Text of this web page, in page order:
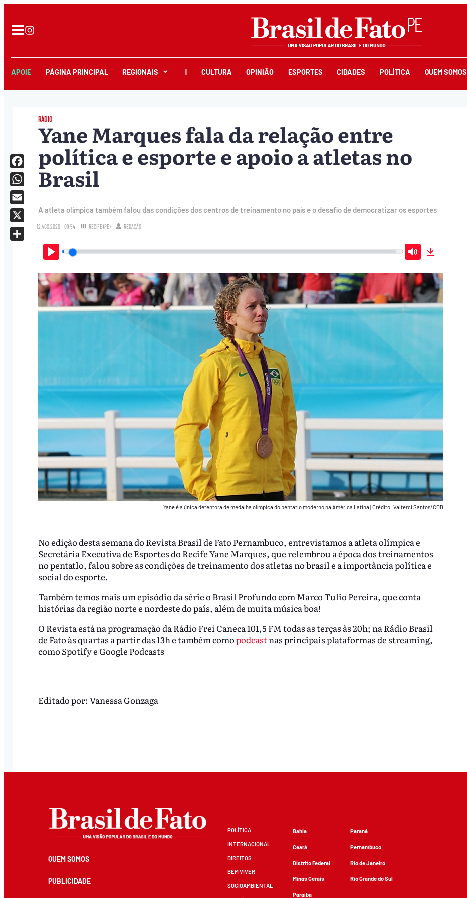
APOIE PÁGINA PRINCIPAL REGIONAIS CULTURA OPINIÃO ESPORTES CIDADES POLÍTICA QUEM SOMOS
RÁDIO
Yane Marques fala da relação entre
política e esporte e apoio a atletas no
Brasil
A atleta olímpica também falou das condições dos centros de treinamento no país e o desafio de democratizar os esportes
12.AGO.2020 - 09:54 RECIFE (PE) REDAÇÃO
Play Mute
Yane é a única detentora de medalha olímpica do pentatlo moderno na América Latina |Crédito: Valterci Santos/COB
No edição desta semana do Revista Brasil de Fato Pernambuco, entrevistamos a atleta olímpica e
Secretária Executiva de Esportes do Recife Yane Marques, que relembrou a época dos treinamentos
no pentatlo, falou sobre as condições de treinamento dos atletas no brasil e a importância política e
social do esporte.
Também temos mais um episódio da série o Brasil Profundo com Marco Tulio Pereira, que conta
histórias da região norte e nordeste do país, além de muita música boa!
O Revista está na programação da Rádio Frei Caneca 101,5 FM todas as terças às 20h; na Rádio Brasil
de Fato às quartas a partir das 13h e também comopodcastnas principais plataformas de streaming,
como Spotify e Google Podcasts
Facebook
WhatsApp
Email
X
Editado por: Vanessa Gonzaga
QUEM SOMOS
PUBLICIDADE
POLÍTICA
INTERNACIONAL
DIREITOS
BEM VIVER
SOCIOAMBIENTAL
Bahia
Ceará
Distrito Federal
Minas Gerais
Paraíba
Paraná
Pernambuco
Rio de Janeiro
Rio Grande do Sul